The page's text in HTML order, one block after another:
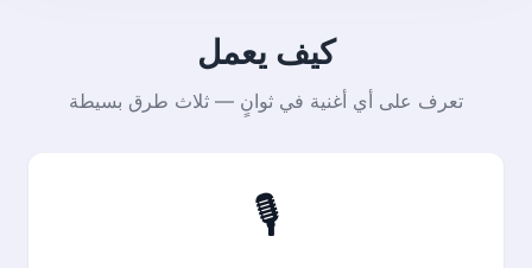
كيف يعمل
تعرف على أي أغنية في ثوانٍ — ثلاث طرق بسيطة
🎙️